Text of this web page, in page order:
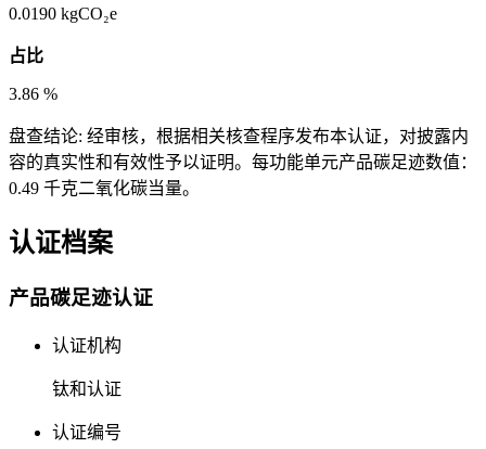
0.0190 kgCO₂e
占比
3.86 %
盘查结论: 经审核，根据相关核查程序发布本认证，对披露内
容的真实性和有效性予以证明。每功能单元产品碳足迹数值：
0.49 千克二氧化碳当量。
认证档案
产品碳足迹认证
认证机构
钛和认证
认证编号